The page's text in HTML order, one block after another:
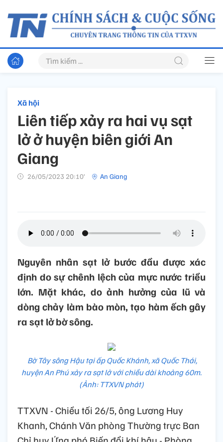
Xã hội
Liên tiếp xảy ra hai vụ sạt
lở ở huyện biên giới An
Giang
26/05/2023 20:10’ An Giang
Nguyên nhân sạt lở bước đầu được xác
định do sự chênh lệch của mực nước triều
lớn. Mặt khác, do ảnh hưởng của lũ và
dòng chảy làm bào mòn, tạo hàm ếch gây
ra sạt lở bờ sông.
Bờ Tây sông Hậu tại ấp Quốc Khánh, xã Quốc Thái,
huyện An Phú xảy ra sạt lở với chiều dài khoảng 60m.
(Ảnh: TTXVN phát)
TTXVN - Chiều tối 26/5, ông Lương Huy
Khanh, Chánh Văn phòng Thường trực Ban